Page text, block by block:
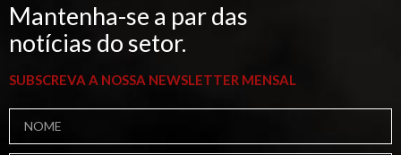
Mantenha-se a par das
notícias do setor.
SUBSCREVA A NOSSA NEWSLETTER MENSAL